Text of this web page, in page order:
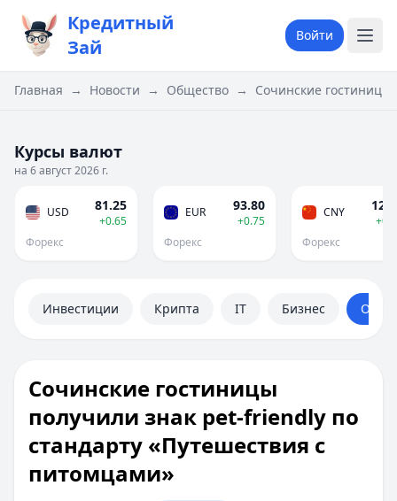
Кредитный
Зай
Войти
Главная → Новости → Общество → Сочинские
Курсы валют
на 6 август 2026 г.
USD 81.25
+0.65
Форекс
EUR 93.80
+0.75
Форекс
CNY
Форекс
Инвестиции Крипта IT Бизнес
Сочинские гостиницы
получили знак pet‑friendly по
стандарту «Путешествия с
питомцами»